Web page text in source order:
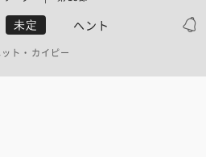
未定 ヘント
ット・カイピー